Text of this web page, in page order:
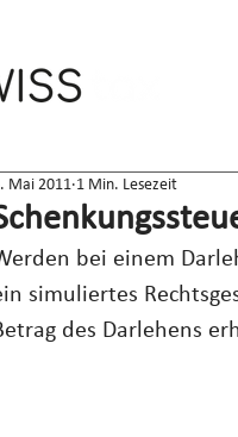
Mai 2011 1 Min. Lesezeit
bei einem
simuliertes
des Darlehens